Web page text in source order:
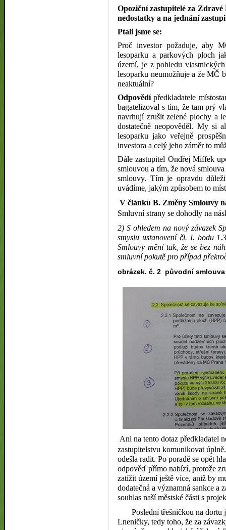
Opoziční zastupitelé za
nedostatky a na jednání
Ptali jsme se:
Proč investor požaduje, aby
lesoparku a parkových ploch
území, je z pohledu
lesoparku neumožňuje a že MČ
neaktuální?
Odpovědípředkladatele
bagatelizoval s tím, že tam prý
navrhují zrušit zelené plochy a
dostatečně neopověděl. My si
lesoparku jako veřejně
investora a celý jeho záměr to
Dále zastupitel Ondřej Miffek
smlouvou a tím, že nová
smlouvy. Tím je opravdu
uvádíme, jakým způsobem to
V článku B. Změny Smlouvy
Smluvní strany se dohodly na
2) S ohledem na nový závazek
smyslu ustanovení čl. I. bodu
Smlouvy mění tak, že se bez
smluvní pokutě pro případ
obrázek. č. 2 původní
Ani na tento dotaz předkladatel
zastupitelstvu komunikovat
odešla radit. Po poradě se opět
odpověď přímo nabízí, protože
zatížit území ještě více, aniž by
dodatečná a významná sankce a
souhlas naší městské části s
Poslední třešničkou na dortu
Lneničky, tedy toho, že za